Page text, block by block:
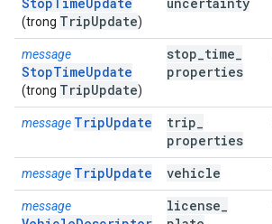
(trong TripUpdate)
message
StopTimeUpdate
(trong TripUpdate)
stop time
properties
message TripUpdate trip
properties
message TripUpdate vehicle
message license